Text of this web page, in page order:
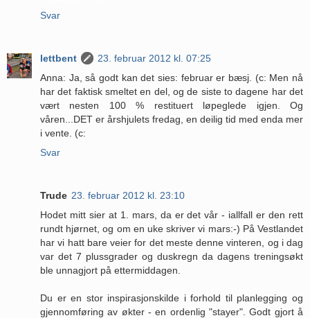
Svar
lettbent
23. februar 2012 kl. 07:25
Anna: Ja, så godt kan det sies: februar er bæsj. (c: Men nå
har det faktisk smeltet en del, og de siste to dagene har det
vært nesten 100 % restituert løpeglede igjen. Og
våren...DET er årshjulets fredag, en deilig tid med enda mer
i vente. (c:
Svar
Trude 23. februar 2012 kl. 23:10
Hodet mitt sier at 1. mars, da er det vår - iallfall er den rett
rundt hjørnet, og om en uke skriver vi mars:-) På Vestlandet
har vi hatt bare veier for det meste denne vinteren, og i dag
var det 7 plussgrader og duskregn da dagens treningsøkt
ble unnagjort på ettermiddagen.
Du er en stor inspirasjonskilde i forhold til planlegging og
gjennomføring av økter - en ordenlig "stayer". Godt gjort å